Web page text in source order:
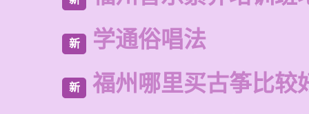
新 学通俗唱法
新 福州哪里买古筝比较